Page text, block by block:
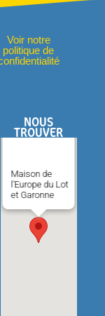
Voir notre
politique de
NOUS
TROUVER
Maison de
l'Europe du Lot
et Garonne